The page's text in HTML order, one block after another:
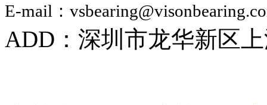
E-mail：
ADD：深圳市龙华新区